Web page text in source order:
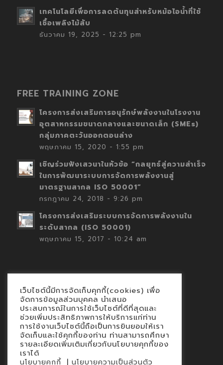
เทคโนโลยีเพื่อการลดต้นทุนสำหรับหม้อไอน้ำที่ใช้
เชื้อเพลิงไม้สับ
ธันวาคม 19, 2025 - 12:25 pm
FREE TRAINING ZONE
โครงการส่งเสริมการอนุรักษ์พลังงานในโรงงาน
อุตสาหกรรมขนาดกลางและขนาดเล็ก (SMEs)
กลุ่มภาคตะวันออกตอนล่าง
พฤษภาคม 15, 2020 - 1:55 pm
เชิญร่วมฟังเสวนาในหัวข้อ “กลยุทธ์สู่ความสำเร็จ
ในการพัฒนาระบบการจัดการพลังงานสู่
มาตรฐานสากล ISO 50001”
กรกฎาคม 24, 2018 - 9:26 pm
โครงการส่งเสริมระบบการจัดการพลังงานใน
ระดับสากล (ISO 50001)
พฤษภาคม 15, 2017 - 10:24 am
Contact
นโยบายคุกกี้
นโยบายข้อมูลส่วนบุคคล
เว็บไซต์นี้มีการจัดเก็บคุกกี้(cookies) เพื่อ
จัดการข้อมูลส่วนบุคคล นำเสนอ
ประสบการณ์ในการใช้เว็บไซต์ที่ดีที่สุดและ
ช่วยเพิ่มประสิทธิภาพการให้บริการแก่ท่าน
การใช้งานเว็บไซต์นี้ถือเป็นการยินยอมให้เรา
จัดเก็บและใช้คุกกี้ของท่าน ท่านสามารถศึกษา
รายละเอียดเพิ่มเติมเกี่ยวกับนโยบายคุกกี้ของ
เราได้
นโยบายคุกกี้ | นโยบายความเป็นส่วนตัว